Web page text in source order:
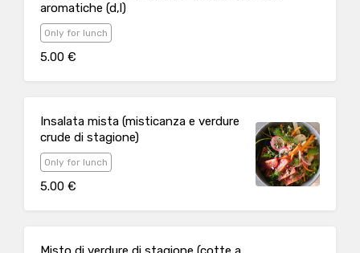
aromatiche (d,l)
Only for lunch
5.00 €
Insalata mista (misticanza e verdure
crude di stagione)
Only for lunch
5.00 €